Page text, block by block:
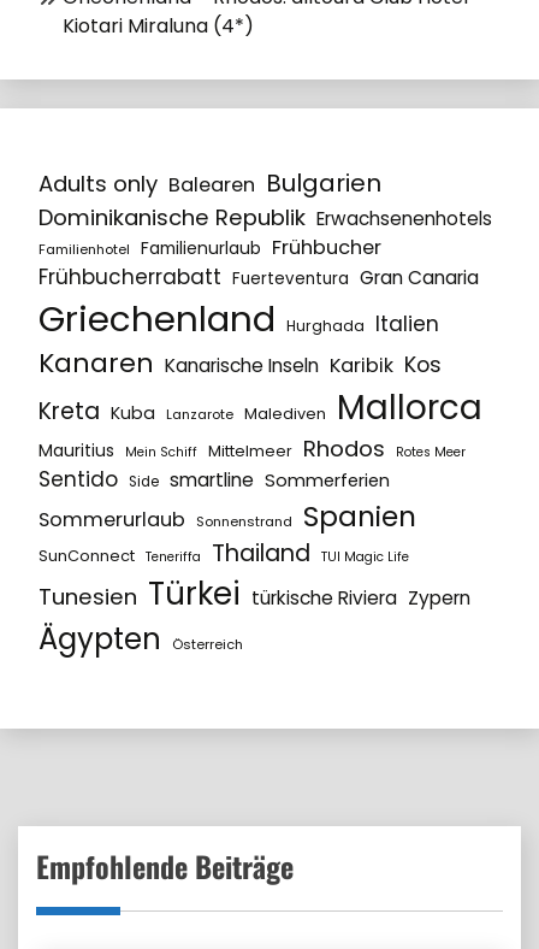
Kiotari Miraluna (4*)
Adults only Balearen Bulgarien
Dominikanische Republik Erwachsenenhotels
Familienhotel Familienurlaub Frühbucher
Frühbucherrabatt Fuerteventura Gran Canaria
Griechenland Hurghada Italien
Kanaren Kanarische Inseln Karibik Kos
Kreta Kuba Lanzarote Malediven Mallorca
Mauritius Mein Schiff Mittelmeer Rhodos Rotes Meer
Sentido Side smartline Sommerferien
Sommerurlaub Sonnenstrand Spanien
SunConnect Teneriffa Thailand TUI Magic Life
Tunesien Türkei türkische Riviera Zypern
Ägypten Österreich
Empfohlende Beiträge